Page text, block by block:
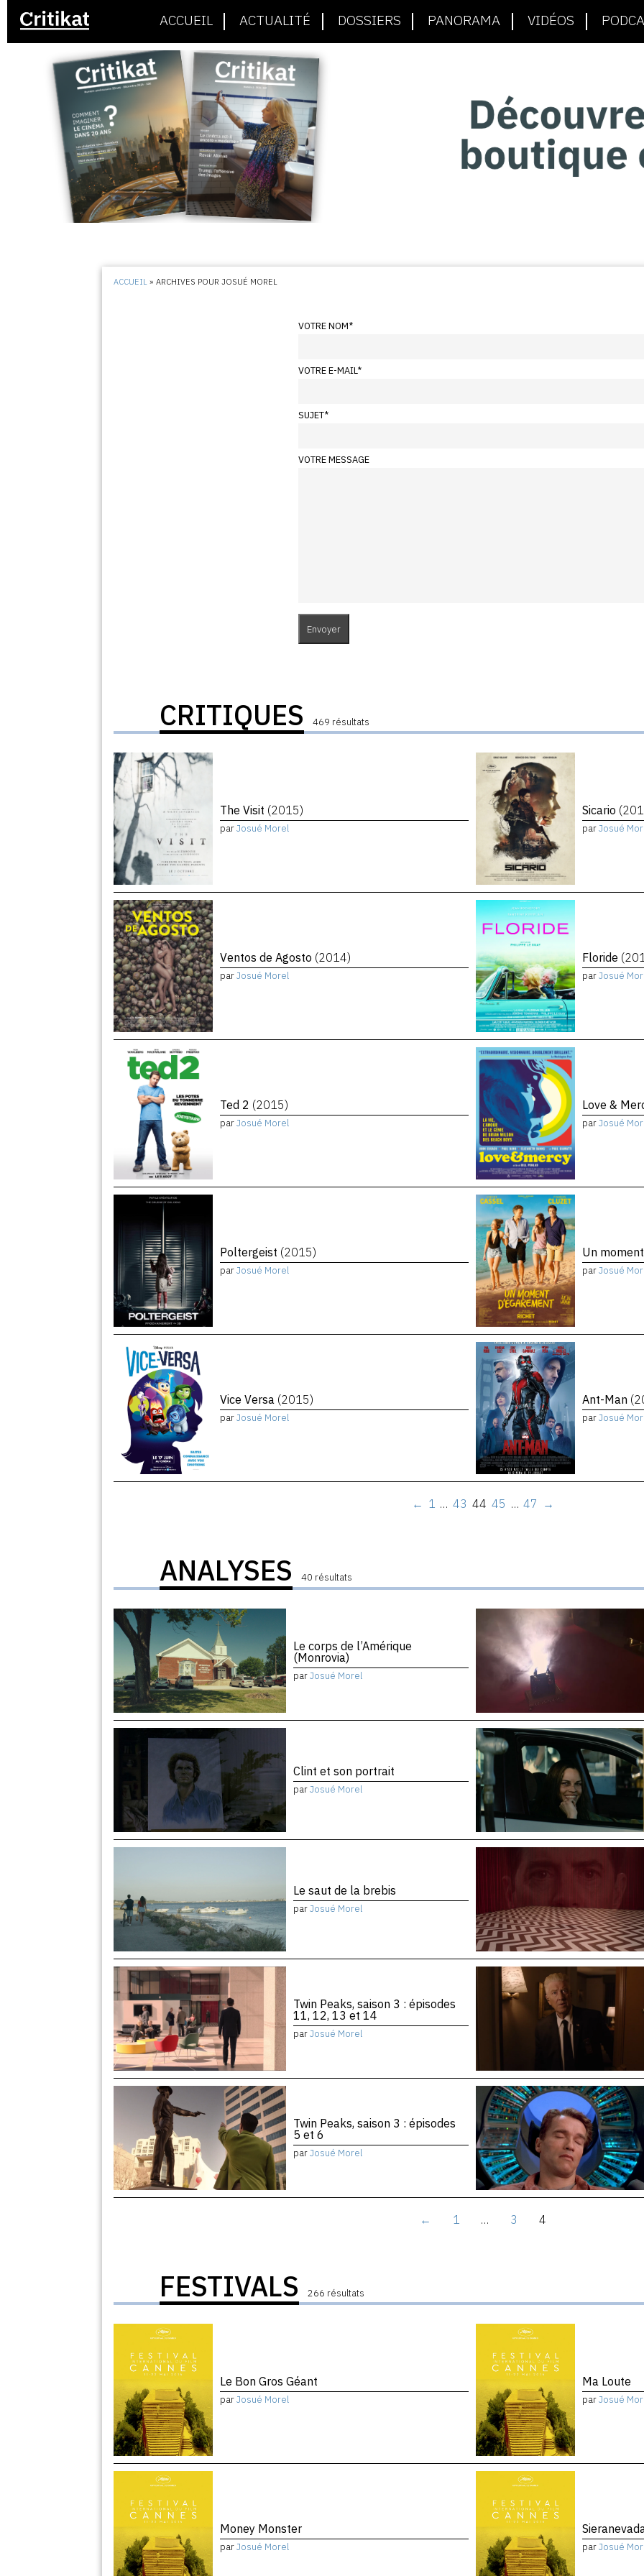
ACCUEIL ACTUALITÉ DOSSIERS PANORAMA VIDÉOS
ACCUEIL »ARCHIVES POUR JOSUÉ MOREL
VOTRE NOM*
VOTRE E-MAIL*
SUJET*
VOTRE MESSAGE
CRITIQUES 469 résultats
The Visit (2015)
parJosué Morel
Sicario
parJosué
Ventos de Agosto (2014)
parJosué Morel
Floride
parJosué
Ted 2 (2015)
parJosué Morel
Love &
parJosué
Poltergeist (2015)
parJosué Morel
Un
parJosué
Vice Versa (2015)
parJosué Morel
Ant-Man
parJosué
← 1 … 43 44 45 … 47 →
ANALYSES 40 résultats
Le corps de l’Amérique
(Monrovia)
parJosué Morel
Clint et son portrait
parJosué Morel
Le saut de la brebis
parJosué Morel
Twin Peaks, saison 3 : épisodes
11, 12, 13 et 14
parJosué Morel
Twin Peaks, saison 3 : épisodes
5 et 6
parJosué Morel
← 1 … 3 4
FESTIVALS 266 résultats
Le Bon Gros Géant
parJosué Morel
Ma Loute
parJosué
Money Monster
parJosué Morel parJosué